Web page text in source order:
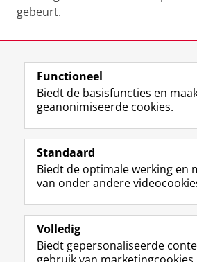
gebeurt.
View this page in:English
Volg de RUG
F
a
e
b
o
p
a
L
i
k
e
I
-
p
Studiekiezers
Alumni
Over ons
Functioneel
Biedt de basisfuncties en
geanonimiseerde cookies.
Standaard
Biedt de optimale werking en
van onder andere
Volledig
Biedt gepersonaliseerde